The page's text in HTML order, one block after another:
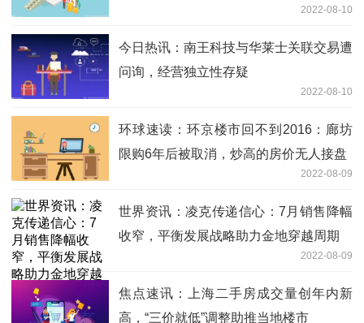
2022-08-10
今日热讯：南王科技与华莱士关联交易遭
问询，经营独立性存疑
2022-08-10
环球速读：环京楼市回不到2016：廊坊
限购6年后被取消，炒高的房价无人接盘
2022-08-09
世界资讯：凌克传递信心：7月销售降幅
收窄，平衡发展战略助力金地穿越周期
2022-08-09
焦点速讯：上海二手房成交量创年内新
高，“三价就低”调整助推当地楼市